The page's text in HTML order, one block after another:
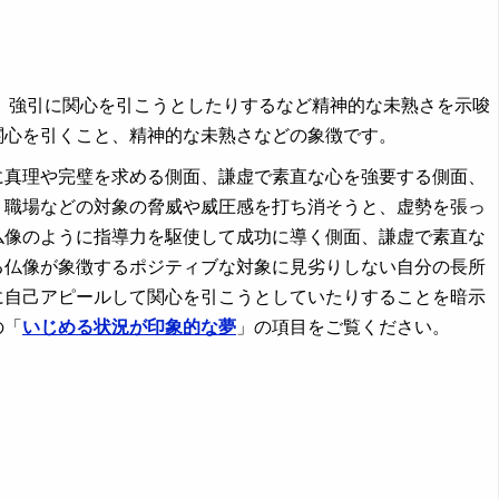
引に関心を引こうとしたりするなど精神的な未熟さを示唆
を引くこと、精神的な未熟さなどの象徴です。
理や完璧を求める側面、謙虚で素直な心を強要する側面、
場などの対象の脅威や威圧感を打ち消そうと、虚勢を張っ
のように指導力を駆使して成功に導く側面、謙虚で素直な
像が象徴するポジティブな対象に見劣りしない自分の長所
己アピールして関心を引こうとしていたりすることを暗示
いじめる状況が印象的な夢 」の項目をご覧ください。